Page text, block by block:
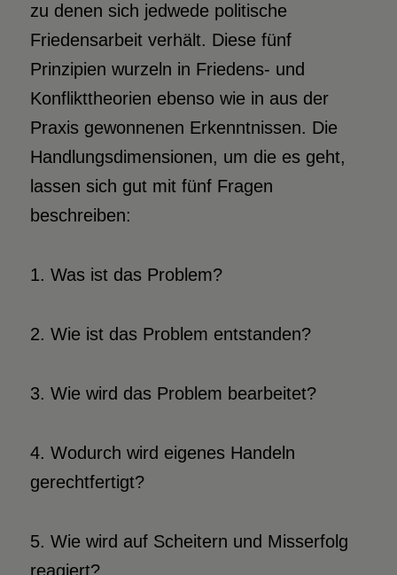
zu denen sich jedwede politische
Friedensarbeit verhält. Diese fünf
Prinzipien wurzeln in Friedens- und
Konflikttheorien ebenso wie in aus der
Praxis gewonnenen Erkenntnissen. Die
Handlungsdimensionen, um die es geht,
lassen sich gut mit fünf Fragen
beschreiben:
1. Was ist das Problem?
2. Wie ist das Problem entstanden?
3. Wie wird das Problem bearbeitet?
4. Wodurch wird eigenes Handeln
gerechtfertigt?
5. Wie wird auf Scheitern und Misserfolg
reagiert?